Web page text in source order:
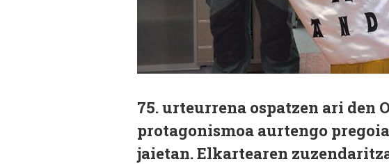
75. urteurrena ospatzen ari den
protagonismoa aurtengo
jaietan. Elkartearen